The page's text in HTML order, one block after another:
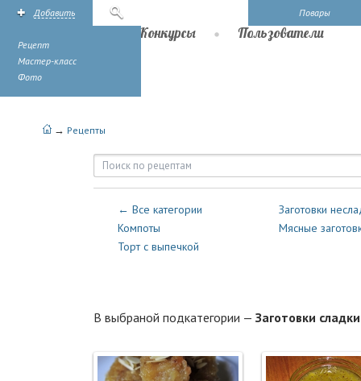
Повары
Добавить
Рецепт
Мастер-класс
Фото
Конкурсы Пользователи
→ Рецепты
Рецепты — Консервация —
← Все категории
Заготовки
Компоты
Мясные
Торт с выпечкой
В выбраной подкатегории — Заготовки